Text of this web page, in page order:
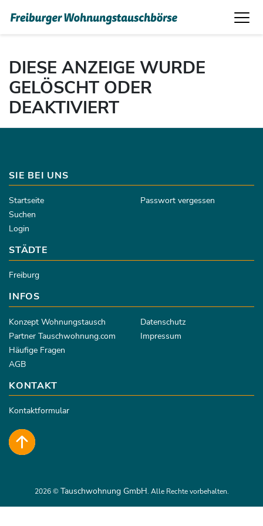
DIESE ANZEIGE WURDE
GELÖSCHT ODER
DEAKTIVIERT
SIE BEI UNS
Startseite
Suchen
Login
Passwort vergessen
STÄDTE
Freiburg
INFOS
Konzept Wohnungstausch
Partner Tauschwohnung.com
Häufige Fragen
AGB
Datenschutz
Impressum
KONTAKT
Kontaktformular
2026 ©Tauschwohnung GmbH. Alle Rechte vorbehalten.